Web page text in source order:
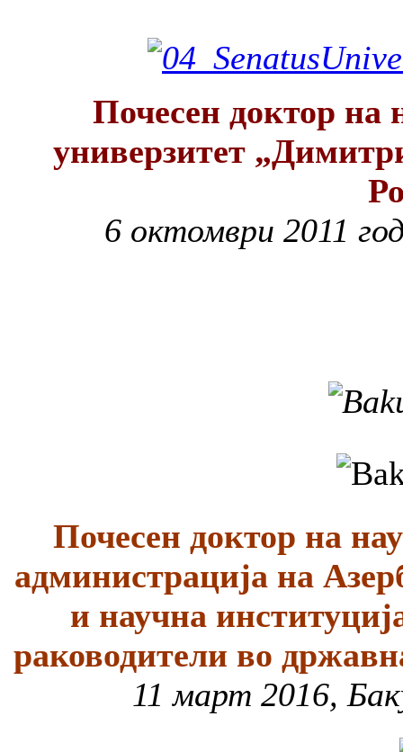
Почесен доктор на
универзитет
6 октомври 2011
Почесен доктор на
администрација на
и научна
раководители во
11 март 2016,